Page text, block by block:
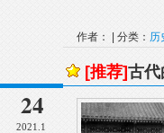
作者： | 分类： 历
24
2021.1
[推荐]古代